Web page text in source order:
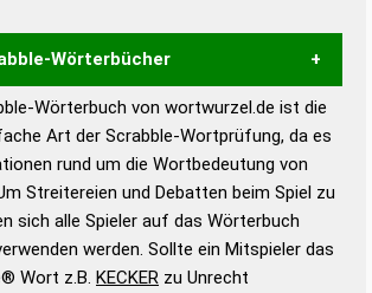
Wörterbücher
mit Hilfe eines semantischen
gute Anhaltspunkte zu
Worttrennung und Wortform, um die
Wortes für das Scrabble-Spiel zu
Turnier Scrabble-
Wörterbuch von wortwurzel.de ist die
Art der Scrabble-Wortprüfung, da es
rund um die Wortbedeutung von
Streitereien und Debatten beim Spiel zu
sich alle Spieler auf das Wörterbuch
werden. Sollte ein Mitspieler das
Wort z.B. KECKER zu Unrecht